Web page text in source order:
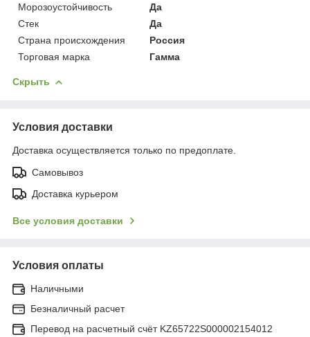
Морозоустойчивость
Да
Стек
Да
Страна происхождения
Россия
Торговая марка
Гамма
Скрыть
Условия доставки
Доставка осуществляется только по предоплате.
Самовывоз
Доставка курьером
Все условия доставки
Условия оплаты
Наличными
Безналичный расчет
Перевод на расчетный счёт KZ65722S000002154012